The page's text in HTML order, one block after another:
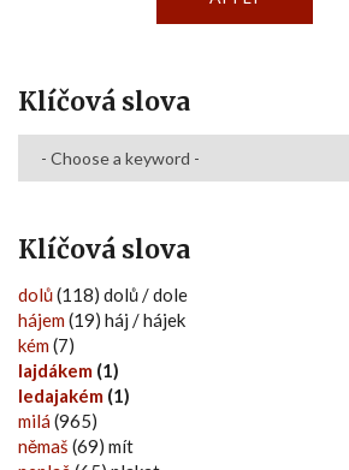
Klíčová slova
Klíčová slova
dolů(118) dolů / dole
hájem(19) háj / hájek
kém(7)
lajdákem (1)
ledajakém (1)
milá(965)
němaš (69) mít